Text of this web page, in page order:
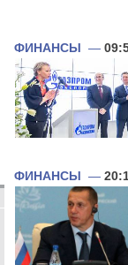
ФИНАНСЫ —
ФИНАНСЫ —